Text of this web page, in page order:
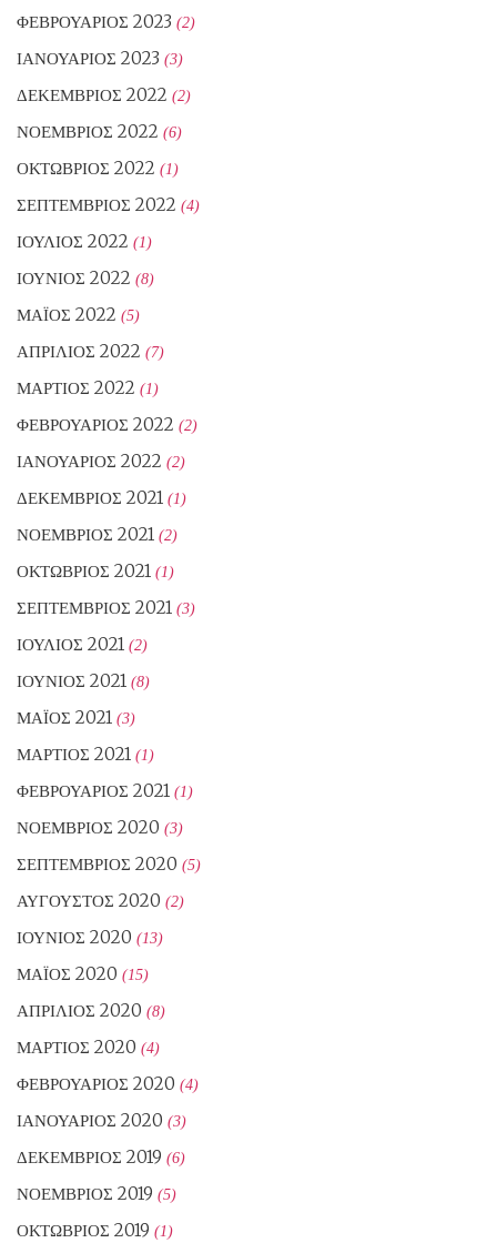
ΦΕΒΡΟΥΆΡΙΟΣ 2023 (2)
ΙΑΝΟΥΆΡΙΟΣ 2023 (3)
ΔΕΚΈΜΒΡΙΟΣ 2022 (2)
ΝΟΈΜΒΡΙΟΣ 2022 (6)
ΟΚΤΏΒΡΙΟΣ 2022 (1)
ΣΕΠΤΈΜΒΡΙΟΣ 2022 (4)
ΙΟΎΛΙΟΣ 2022 (1)
ΙΟΎΝΙΟΣ 2022 (8)
ΜΆΙΟΣ 2022 (5)
ΑΠΡΊΛΙΟΣ 2022 (7)
ΜΆΡΤΙΟΣ 2022 (1)
ΦΕΒΡΟΥΆΡΙΟΣ 2022 (2)
ΙΑΝΟΥΆΡΙΟΣ 2022 (2)
ΔΕΚΈΜΒΡΙΟΣ 2021 (1)
ΝΟΈΜΒΡΙΟΣ 2021 (2)
ΟΚΤΏΒΡΙΟΣ 2021 (1)
ΣΕΠΤΈΜΒΡΙΟΣ 2021 (3)
ΙΟΎΛΙΟΣ 2021 (2)
ΙΟΎΝΙΟΣ 2021 (8)
ΜΆΙΟΣ 2021 (3)
ΜΆΡΤΙΟΣ 2021 (1)
ΦΕΒΡΟΥΆΡΙΟΣ 2021 (1)
ΝΟΈΜΒΡΙΟΣ 2020 (3)
ΣΕΠΤΈΜΒΡΙΟΣ 2020 (5)
ΑΎΓΟΥΣΤΟΣ 2020 (2)
ΙΟΎΝΙΟΣ 2020 (13)
ΜΆΙΟΣ 2020 (15)
ΑΠΡΊΛΙΟΣ 2020 (8)
ΜΆΡΤΙΟΣ 2020 (4)
ΦΕΒΡΟΥΆΡΙΟΣ 2020 (4)
ΙΑΝΟΥΆΡΙΟΣ 2020 (3)
ΔΕΚΈΜΒΡΙΟΣ 2019 (6)
ΝΟΈΜΒΡΙΟΣ 2019 (5)
ΟΚΤΏΒΡΙΟΣ 2019 (1)